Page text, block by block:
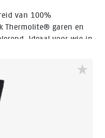
van 100%
Thermolite® garen en
Ideaal voor wie in
aangenaam droog.
die zorgen voor